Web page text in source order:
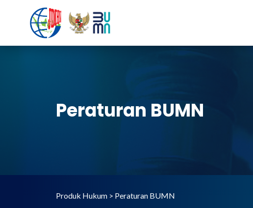
Peraturan BUMN
Produk Hukum > Peraturan BUMN